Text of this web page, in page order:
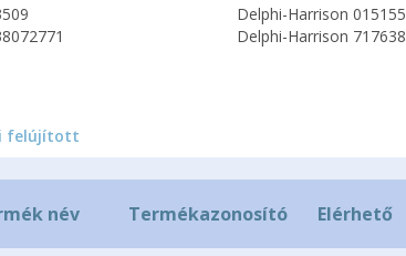
Delphi-Harrison 015155
Delphi-Harrison 717638
felújított
név Termékazonosító Elérhető